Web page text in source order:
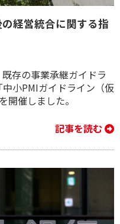
経営統合に関する指
存の事業承継ガイドラ
小PMIガイドライン（仮
開催しました。
記事を読む